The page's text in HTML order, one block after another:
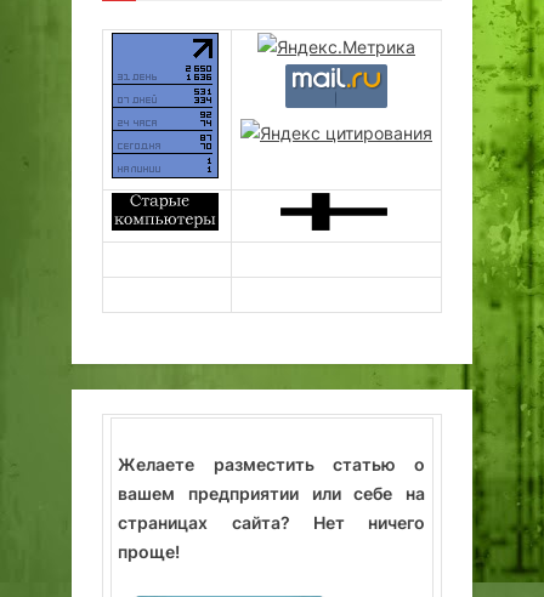
Желаете разместить статью о
вашем предприятии или себе на
страницах сайта? Нет ничего
проще!